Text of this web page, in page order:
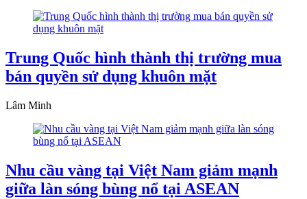
Trung Quốc hình thành thị trường mua
bán quyền sử dụng khuôn mặt
Lâm Minh
Nhu cầu vàng tại Việt Nam giảm mạnh
giữa làn sóng bùng nổ tại ASEAN